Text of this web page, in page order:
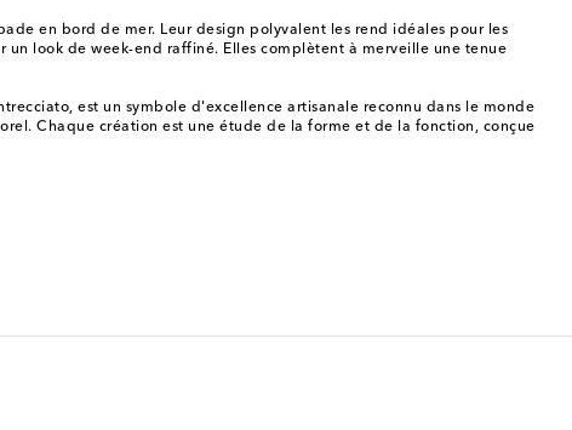
en bord de mer. Leur design polyvalent les rend idéales pour les
look de week-end raffiné. Elles complètent à merveille une tenue
est un symbole d'excellence artisanale reconnu dans le monde
Chaque création est une étude de la forme et de la fonction, conçue